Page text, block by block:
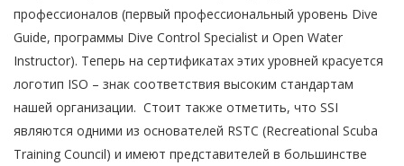
профессионалов (первый профессиональный уровень Dive
Guide, программы Dive Control Specialist и Open Water
Instructor). Теперь на сертификатах этих уровней красуется
логотип ISO – знак соответствия высоким стандартам
нашей организации. Стоит также отметить, что SSI
являются одними из основателей RSTC (Recreational Scuba
Training Council) и имеют представителей в большинстве